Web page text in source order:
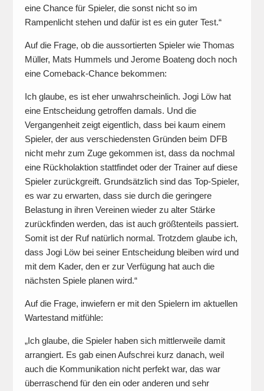
eine Chance für Spieler, die sonst nicht so im
Rampenlicht stehen und dafür ist es ein guter Test.“
Auf die Frage, ob die aussortierten Spieler wie Thomas
Müller, Mats Hummels und Jerome Boateng doch noch
eine Comeback-Chance bekommen:
Ich glaube, es ist eher unwahrscheinlich. Jogi Löw hat
eine Entscheidung getroffen damals. Und die
Vergangenheit zeigt eigentlich, dass bei kaum einem
Spieler, der aus verschiedensten Gründen beim DFB
nicht mehr zum Zuge gekommen ist, dass da nochmal
eine Rückholaktion stattfindet oder der Trainer auf diese
Spieler zurückgreift. Grundsätzlich sind das Top-Spieler,
es war zu erwarten, dass sie durch die geringere
Belastung in ihren Vereinen wieder zu alter Stärke
zurückfinden werden, das ist auch größtenteils passiert.
Somit ist der Ruf natürlich normal. Trotzdem glaube ich,
dass Jogi Löw bei seiner Entscheidung bleiben wird und
mit dem Kader, den er zur Verfügung hat auch die
nächsten Spiele planen wird.“
Auf die Frage, inwiefern er mit den Spielern im aktuellen
Wartestand mitfühle:
„Ich glaube, die Spieler haben sich mittlerweile damit
arrangiert. Es gab einen Aufschrei kurz danach, weil
auch die Kommunikation nicht perfekt war, das war
überraschend für den ein oder anderen und sehr